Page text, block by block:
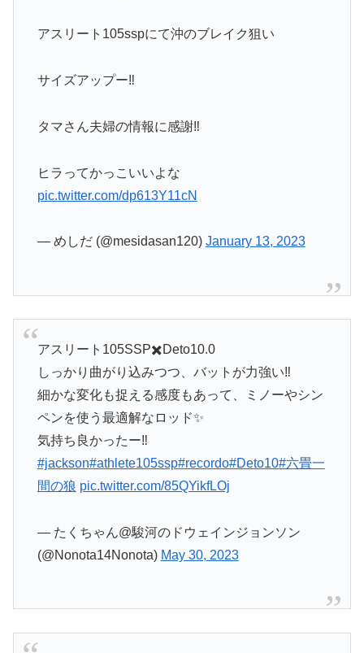
アスリート105sspにて沖のブレイク狙い
サイズアップー‼️
タマさん夫婦の情報に感謝‼️
ヒラってかっこいいよな
pic.twitter.com/dp613Y11cN
— めしだ (@mesidasan120) January 13, 2023
アスリート105SSP✖️Deto10.0
しっかり曲がり込みつつ、バットが力強い‼️
細かな変化も捉える感度もあって、ミノーやシン
ペンを使う最適解なロッド✨
気持ち良かったー‼️
#jackson#athlete105ssp#recordo#Deto10#六畳一
間の狼 pic.twitter.com/85QYikfLOj
— たくちゃん@駿河のドウェインジョンソン
(@Nonota14Nonota) May 30, 2023